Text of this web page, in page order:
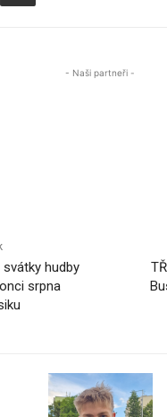
- Naši partneři -
hudby
srpna